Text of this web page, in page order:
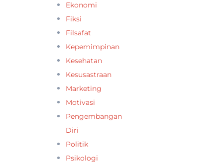
Ekonomi
Fiksi
Filsafat
Kepemimpinan
Kesehatan
Kesusastraan
Marketing
Motivasi
Pengembangan
Diri
Politik
Psikologi